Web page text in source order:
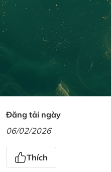
Đăng tải ngày
06/02/2026
Thích